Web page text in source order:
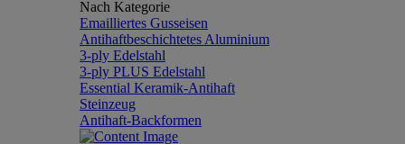
Nach Kategorie
Emailliertes Gusseisen
Antihaftbeschichtetes Aluminium
3-ply Edelstahl
3-ply PLUS Edelstahl
Essential Keramik-Antihaft
Steinzeug
Antihaft-Backformen